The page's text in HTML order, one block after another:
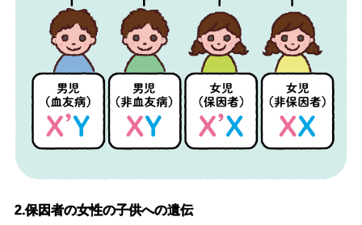
2.保因者の女性の子供への遺伝